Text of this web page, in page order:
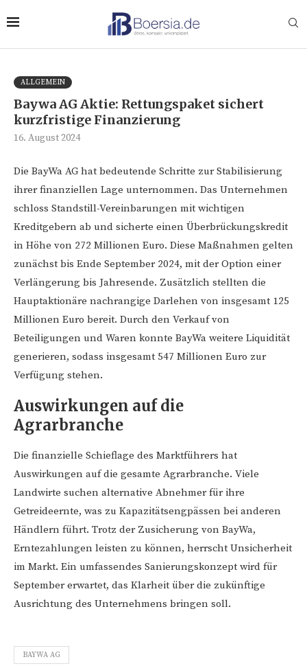
ALLGEMEIN
Baywa AG Aktie: Rettungspaket sichert
kurzfristige Finanzierung
16. August 2024
Die BayWa AG hat bedeutende Schritte zur Stabilisierung
ihrer finanziellen Lage unternommen. Das Unternehmen
schloss Standstill-Vereinbarungen mit wichtigen
Kreditgebern ab und sicherte einen Überbrückungskredit
in Höhe von 272 Millionen Euro. Diese Maßnahmen gelten
zunächst bis Ende September 2024, mit der Option einer
Verlängerung bis Jahresende. Zusätzlich stellten die
Hauptaktionäre nachrangige Darlehen von insgesamt 125
Millionen Euro bereit. Durch den Verkauf von
Beteiligungen und Waren konnte BayWa weitere Liquidität
generieren, sodass insgesamt 547 Millionen Euro zur
Verfügung stehen.
Auswirkungen auf die
Agrarbranche
Die finanzielle Schieflage des Marktführers hat
Auswirkungen auf die gesamte Agrarbranche. Viele
Landwirte suchen alternative Abnehmer für ihre
Getreideernte, was zu Kapazitätsengpässen bei anderen
Händlern führt. Trotz der Zusicherung von BayWa,
Erntezahlungen leisten zu können, herrscht Unsicherheit
im Markt. Ein umfassendes Sanierungskonzept wird für
September erwartet, das Klarheit über die zukünftige
Ausrichtung des Unternehmens bringen soll.
BAYWA AG